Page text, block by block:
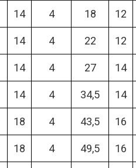
14 4 18 12
14 4 22 12
14 4 27 14
14 4 34,5 14
18 4 43,5 16
18 4 49,5 16